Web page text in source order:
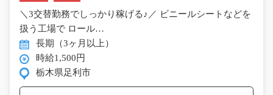
＼3交替勤務でしっかり稼げる♪／ ビニールシートなどを
扱う工場で ロール…
長期（3ヶ月以上）
時給1,500円
栃木県足利市